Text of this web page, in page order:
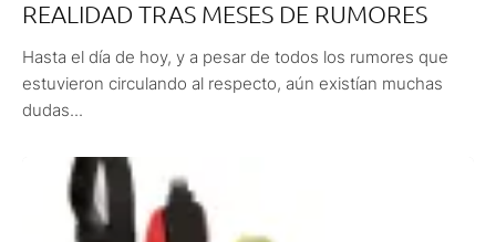
REALIDAD TRAS MESES DE RUMORES
Hasta el día de hoy, y a pesar de todos los rumores que
estuvieron circulando al respecto, aún existían muchas
dudas...